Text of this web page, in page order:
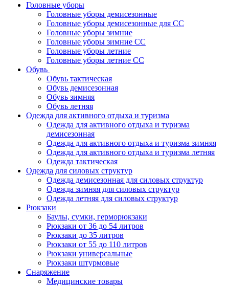
Головные уборы
Головные уборы демисезонные
Головные уборы демисезонные для СС
Головные уборы зимние
Головные уборы зимние СС
Головные уборы летние
Головные уборы летние СС
Обувь
Обувь тактическая
Обувь демисезонная
Обувь зимняя
Обувь летняя
Одежда для активного отдыха и туризма
Одежда для активного отдыха и туризма
демисезонная
Одежда для активного отдыха и туризма зимняя
Одежда для активного отдыха и туризма летняя
Одежда тактическая
Одежда для силовых структур
Одежда демисезонная для силовых структур
Одежда зимняя для силовых структур
Одежда летняя для силовых структур
Рюкзаки
Баулы, сумки, герморюкзаки
Рюкзаки от 36 до 54 литров
Рюкзаки до 35 литров
Рюкзаки от 55 до 110 литров
Рюкзаки универсальные
Рюкзаки штурмовые
Снаряжение
Медицинские товары